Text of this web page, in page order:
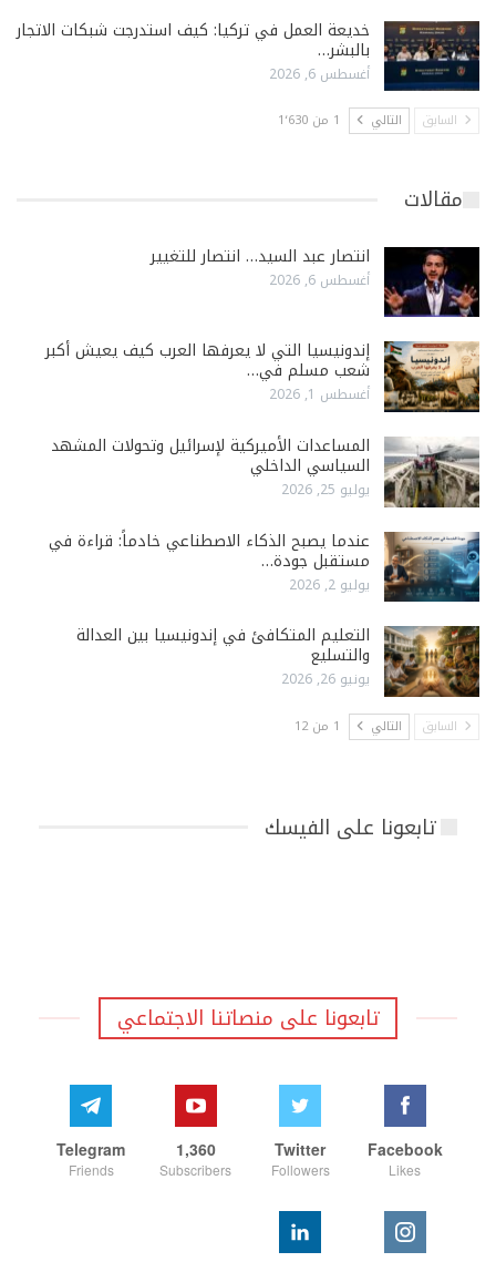
خديعة العمل في تركيا: كيف استدرجت شبكات الاتجار
بالبشر…
أغسطس 6, 2026
السابق التالي 1 من 1٬630
مقالات
انتصار عبد السيد… انتصار للتغيير
أغسطس 6, 2026
إندونيسيا التي لا يعرفها العرب كيف يعيش أكبر
شعب مسلم في…
أغسطس 1, 2026
المساعدات الأميركية لإسرائيل وتحولات المشهد
السياسي الداخلي
يوليو 25, 2026
عندما يصبح الذكاء الاصطناعي خادماً: قراءة في
مستقبل جودة…
يوليو 2, 2026
التعليم المتكافئ في إندونيسيا بين العدالة
والتسليع
يونيو 26, 2026
السابق التالي 1 من 12
تابعونا على الفيسك
تابعونا على منصاتنا الاجتماعي
Facebook
Likes
Twitter
Followers
1,360
Subscribers
Telegram
Friends